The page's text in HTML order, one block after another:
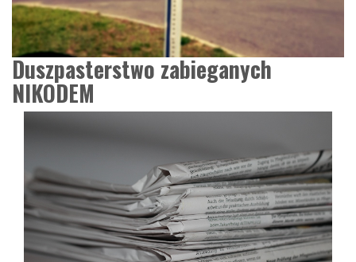
Duszpasterstwo zabieganych
NIKODEM